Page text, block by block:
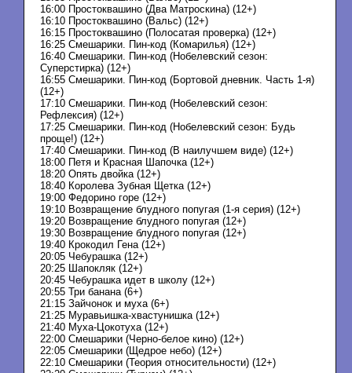
16:00 Простоквашино (Два Матроскина) (12+)
16:10 Простоквашино (Вальс) (12+)
16:15 Простоквашино (Полосатая проверка) (12+)
16:25 Смешарики. Пин-код (Комарилья) (12+)
16:40 Смешарики. Пин-код (Нобелевский сезон:
Суперстирка) (12+)
16:55 Смешарики. Пин-код (Бортовой дневник. Часть 1-я)
(12+)
17:10 Смешарики. Пин-код (Нобелевский сезон:
Рефлексия) (12+)
17:25 Смешарики. Пин-код (Нобелевский сезон: Будь
проще!) (12+)
17:40 Смешарики. Пин-код (В наилучшем виде) (12+)
18:00 Петя и Красная Шапочка (12+)
18:20 Опять двойка (12+)
18:40 Королева Зубная Щетка (12+)
19:00 Федорино горе (12+)
19:10 Возвращение блудного попугая (1-я серия) (12+)
19:20 Возвращение блудного попугая (12+)
19:30 Возвращение блудного попугая (12+)
19:40 Крокодил Гена (12+)
20:05 Чебурашка (12+)
20:25 Шапокляк (12+)
20:45 Чебурашка идет в школу (12+)
20:55 Три банана (6+)
21:15 Зайчонок и муха (6+)
21:25 Муравьишка-хвастунишка (12+)
21:40 Муха-Цокотуха (12+)
22:00 Смешарики (Черно-белое кино) (12+)
22:05 Смешарики (Щедрое небо) (12+)
22:10 Смешарики (Теория относительности) (12+)